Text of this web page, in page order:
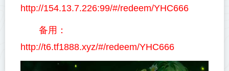
http://154.13.7.226:99/#/redeem/YHC666
备用：
http://t6.tf1888.xyz/#/redeem/YHC666